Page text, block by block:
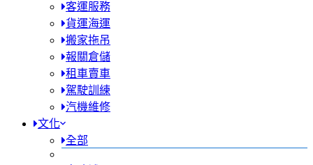
客運服務
貨運海運
搬家拖吊
報關倉儲
租車賣車
駕駛訓練
汽機維修
文化
全部